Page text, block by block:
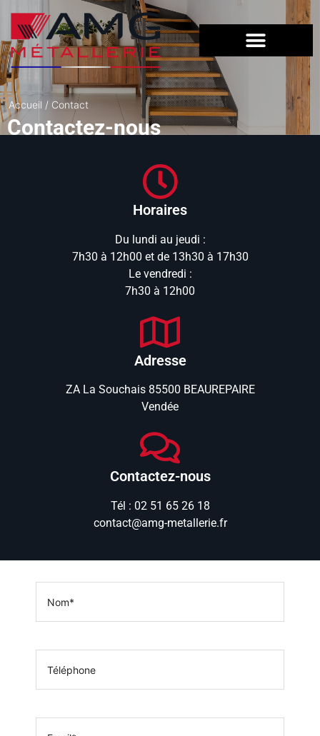
Accueil / Contact
Contactez-nous
Horaires
Du lundi au jeudi :
7h30 à 12h00 et de 13h30 à 17h30
Le vendredi :
7h30 à 12h00
Adresse
ZA La Souchais 85500 BEAUREPAIRE
Vendée
Contactez-nous
Tél : 02 51 65 26 18
contact@amg-metallerie.fr